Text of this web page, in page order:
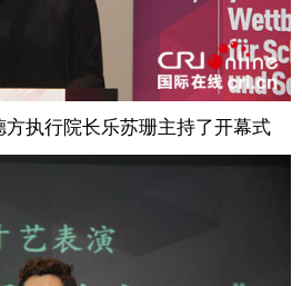
执行院长乐苏珊主持了开幕式